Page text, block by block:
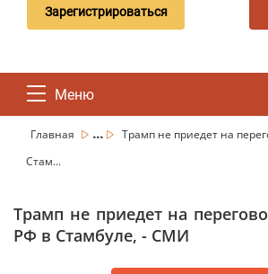
Зарегистрироваться
Меню
Главная ...
Трамп не приедет на
Стам...
Трамп не приедет на
РФ в Стамбуле, - СМИ